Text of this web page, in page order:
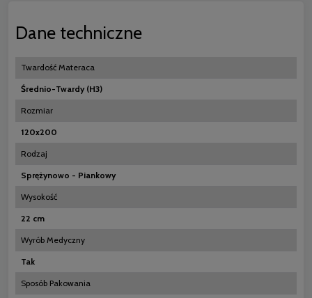
Dane techniczne
Twardość Materaca
Średnio-Twardy (H3)
Rozmiar
120x200
Rodzaj
Sprężynowo - Piankowy
Wysokość
22 cm
Wyrób Medyczny
Tak
Sposób Pakowania